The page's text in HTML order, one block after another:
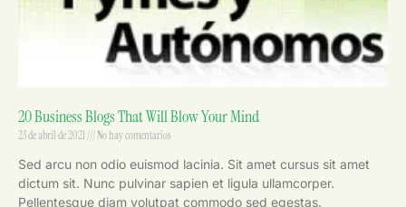
20 Business Blogs That Will Blow Your Mind
23 de abril de 2021 No hay comentarios
Sed arcu non odio euismod lacinia. Sit amet cursus sit amet
dictum sit. Nunc pulvinar sapien et ligula ullamcorper.
Pellentesque diam volutpat commodo sed egestas.